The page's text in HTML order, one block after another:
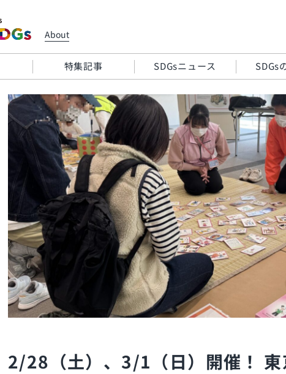
About
特集記事 SDGsニュース SDGs
2/28（土）、3/1（日）開催！ 東